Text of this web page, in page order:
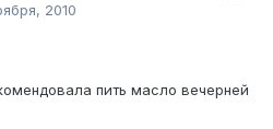
2010
пить масло вечерней